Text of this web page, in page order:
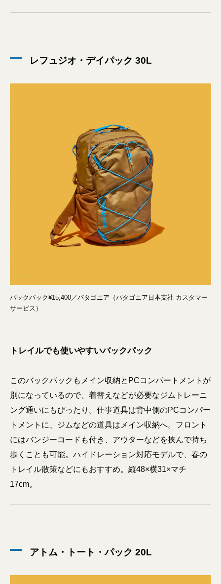
レフュジオ・デイパック 30L
バックパック¥15,400／パタゴニア（パタゴニア日本支社 カスタマー
サービス）
トレイルでも使いやすいバックパック
このバックパックもメイン収納とPCコンパートメントが
別になっているので、着替えなどが必要なジムトレーニ
ング通いにもぴったり。仕事道具は背中側のPCコンパー
トメントに、ジムなどの道具はメイン収納へ。フロント
にはバンジーコードも付き、アウターなどを挟んで持ち
歩くことも可能。ハイドレーション対応モデルで、春の
トレイル散策などにもおすすめ。縦48×横31×マチ
17cm。
アトム・トート・パック 20L